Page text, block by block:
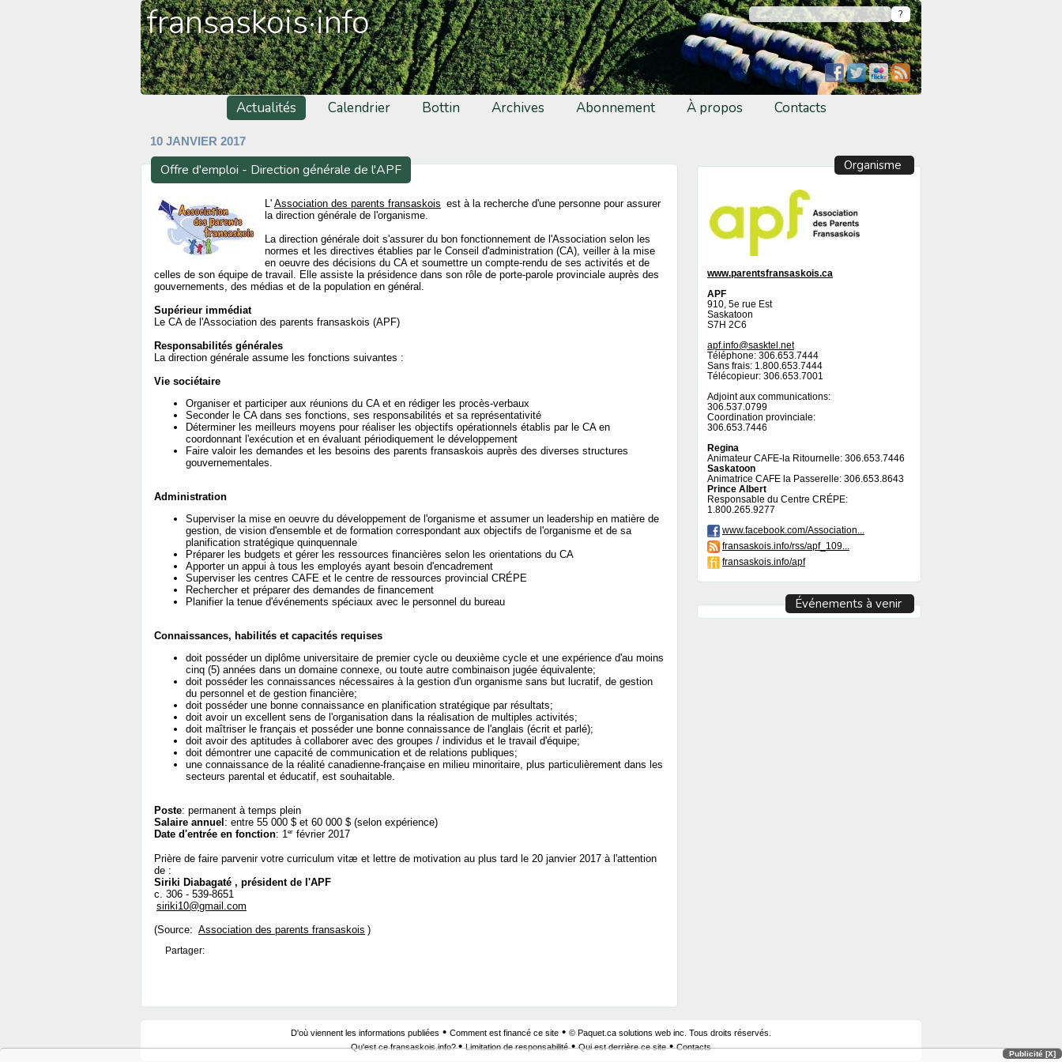
Publicité [X]
fransaskois·info
Actualités Calendrier Bottin Archives Abonnement À propos Contacts
10 JANVIER 2017
Offre d'emploi - Direction générale de l'APF
L' Association des parents fransaskois est à la recherche d'une personne pour assurer
la direction générale de l'organisme.
La direction générale doit s'assurer du bon fonctionnement de l'Association selon les
normes et les directives établies par le Conseil d'administration (CA), veiller à la mise
en oeuvre des décisions du CA et soumettre un compte-rendu de ses activités et de
celles de son équipe de travail. Elle assiste la présidence dans son rôle de porte-parole provinciale auprès des
gouvernements, des médias et de la population en général.
Supérieur immédiat
Le CA de l'Association des parents fransaskois (APF)
Responsabilités générales
La direction générale assume les fonctions suivantes :
Vie sociétaire
Organiser et participer aux réunions du CA et en rédiger les procès-verbaux
Seconder le CA dans ses fonctions, ses responsabilités et sa représentativité
Déterminer les meilleurs moyens pour réaliser les objectifs opérationnels établis par le CA en
coordonnant l'exécution et en évaluant périodiquement le développement
Faire valoir les demandes et les besoins des parents fransaskois auprès des diverses structures
gouvernementales.
Administration
Superviser la mise en oeuvre du développement de l'organisme et assumer un leadership en matière de
gestion, de vision d'ensemble et de formation correspondant aux objectifs de l'organisme et de sa
planification stratégique quinquennale
Préparer les budgets et gérer les ressources financières selon les orientations du CA
Apporter un appui à tous les employés ayant besoin d'encadrement
Superviser les centres CAFE et le centre de ressources provincial CRÉPE
Rechercher et préparer des demandes de financement
Planifier la tenue d'événements spéciaux avec le personnel du bureau
Connaissances, habilités et capacités requises
doit posséder un diplôme universitaire de premier cycle ou deuxième cycle et une expérience d'au moins
cinq (5) années dans un domaine connexe, ou toute autre combinaison jugée équivalente;
doit posséder les connaissances nécessaires à la gestion d'un organisme sans but lucratif, de gestion
du personnel et de gestion financière;
doit posséder une bonne connaissance en planification stratégique par résultats;
doit avoir un excellent sens de l'organisation dans la réalisation de multiples activités;
doit maîtriser le français et posséder une bonne connaissance de l'anglais (écrit et parlé);
doit avoir des aptitudes à collaborer avec des groupes / individus et le travail d'équipe;
doit démontrer une capacité de communication et de relations publiques;
une connaissance de la réalité canadienne-française en milieu minoritaire, plus particulièrement dans les
secteurs parental et éducatif, est souhaitable.
Poste: permanent à temps plein
Salaire annuel : entre 55 000 $ et 60 000 $ (selon expérience)
Date d'entrée en fonction: 1er février 2017
Prière de faire parvenir votre curriculum vitæ et lettre de motivation au plus tard le 20 janvier 2017 à l'attention
de :
Siriki Diabagaté , président de l'APF
c. 306 - 539-8651
siriki10@gmail.com
(Source: Association des parents fransaskois )
Partager:
Organisme
www.parentsfransaskois.ca
APF
910, 5e rue Est
Saskatoon
S7H 2C6
apf.info@sasktel.net
Téléphone: 306.653.7444
Sans frais: 1.800.653.7444
Télécopieur: 306.653.7001
Adjoint aux communications:
306.537.0799
Coordination provinciale:
306.653.7446
Regina
Animateur CAFE-la Ritournelle: 306.653.7446
Saskatoon
Animatrice CAFE la Passerelle: 306.653.8643
Prince Albert
Responsable du Centre CRÉPE:
1.800.265.9277
www.facebook.com/Association...
fransaskois.info/rss/apf_109...
fransaskois.info/apf
Événements à venir
D'où viennent les informations publiées • Comment est financé ce site • © Paquet.ca solutions web inc. Tous droits réservés.
Qu'est ce fransaskois.info?•Limitation de responsabilité•Qui est derrière ce site•Contacts